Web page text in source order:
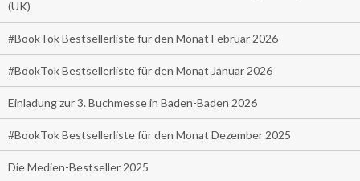
(UK)
#BookTok Bestsellerliste für den Monat Februar 2026
#BookTok Bestsellerliste für den Monat Januar 2026
Einladung zur 3. Buchmesse in Baden-Baden 2026
#BookTok Bestsellerliste für den Monat Dezember 2025
Die Medien-Bestseller 2025